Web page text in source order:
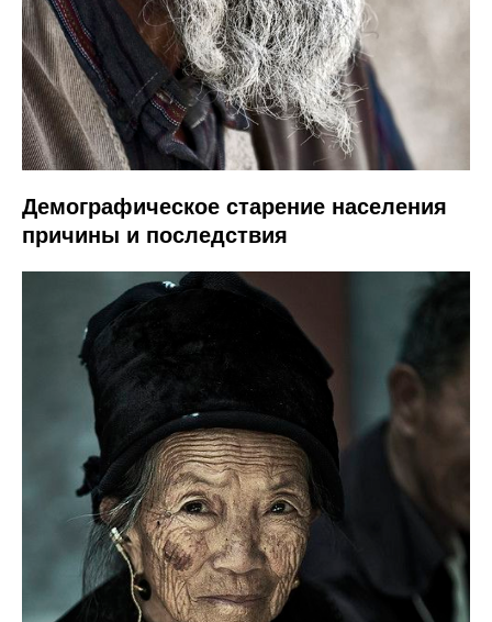
Демографическое старение населения
причины и последствия